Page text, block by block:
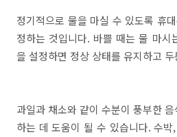
정기적으로 물을 마실 수 있도록 휴
정하는 것입니다. 바쁠 때는 물 마시
을 설정하면 정상 상태를 유지하고
과일과 채소와 같이 수분이 풍부한
하는 데 도움이 될 수 있습니다. 수